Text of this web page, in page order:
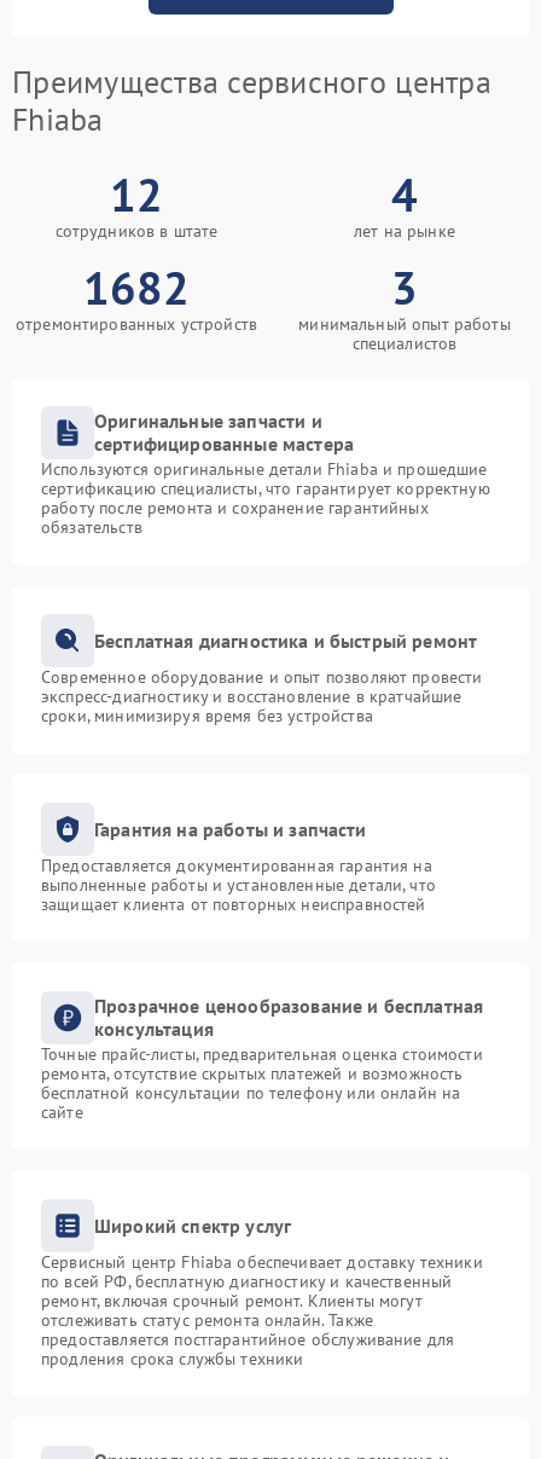
Преимущества сервисного центра
Fhiaba
12
сотрудников в штате
4
лет на рынке
1682
отремонтированных устройств
3
минимальный опыт работы
специалистов
Оригинальные запчасти и
сертифицированные мастера
Используются оригинальные детали Fhiaba и прошедшие
сертификацию специалисты, что гарантирует корректную
работу после ремонта и сохранение гарантийных
обязательств
Бесплатная диагностика и быстрый ремонт
Современное оборудование и опыт позволяют провести
экспресс-диагностику и восстановление в кратчайшие
сроки, минимизируя время без устройства
Гарантия на работы и запчасти
Предоставляется документированная гарантия на
выполненные работы и установленные детали, что
защищает клиента от повторных неисправностей
Прозрачное ценообразование и бесплатная
консультация
Точные прайс-листы, предварительная оценка стоимости
ремонта, отсутствие скрытых платежей и возможность
бесплатной консультации по телефону или онлайн на
сайте
Широкий спектр услуг
Сервисный центр Fhiaba обеспечивает доставку техники
по всей РФ, бесплатную диагностику и качественный
ремонт, включая срочный ремонт. Клиенты могут
отслеживать статус ремонта онлайн. Также
предоставляется постгарантийное обслуживание для
продления срока службы техники